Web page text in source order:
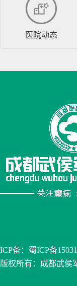
医院动态
ICP备： 蜀ICP备
版权所有：成都武侯